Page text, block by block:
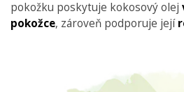
pokožku poskytuje kokosový olej
pokožce, zároveň podporuje její